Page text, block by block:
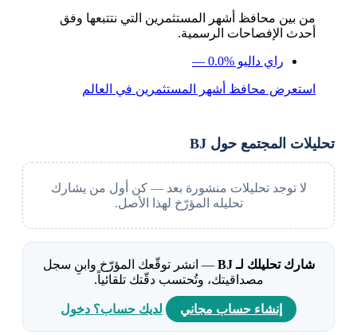
من بين محافظ أشهر المستثمرين التي نتتبعها وفق
أحدث الإفصاحات الرسمية.
راي داليو — 0.0%
استعرض محافظ أشهر المستثمرين في العالم
تحليلات المجتمع حول BJ
لا توجد تحليلات منشورة بعد — كن أول من يشارك
تحليله المؤرّخ لهذا الأصل.
شارك تحليلك لـ BJ
— انشر توقّعك المؤرّخ وابنِ سجل
مصداقيتك، وتُحتسب دقّتك تلقائياً.
إنشاء حساب مجاني لديك حساب؟ دخول